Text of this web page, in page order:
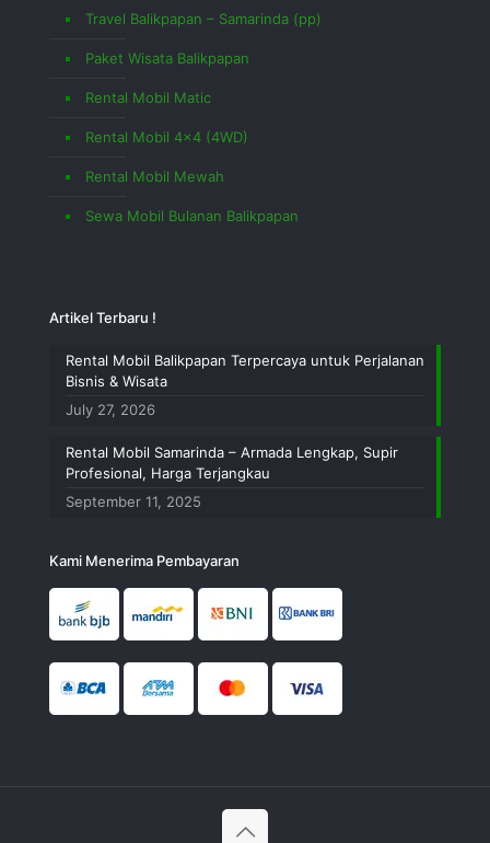
Travel Balikpapan – Samarinda (pp)
Paket Wisata Balikpapan
Rental Mobil Matic
Rental Mobil 4×4 (4WD)
Rental Mobil Mewah
Sewa Mobil Bulanan Balikpapan
Artikel Terbaru !
Rental Mobil Balikpapan Terpercaya untuk Perjalanan
Bisnis & Wisata
July 27, 2026
Rental Mobil Samarinda – Armada Lengkap, Supir
Profesional, Harga Terjangkau
September 11, 2025
Kami Menerima Pembayaran